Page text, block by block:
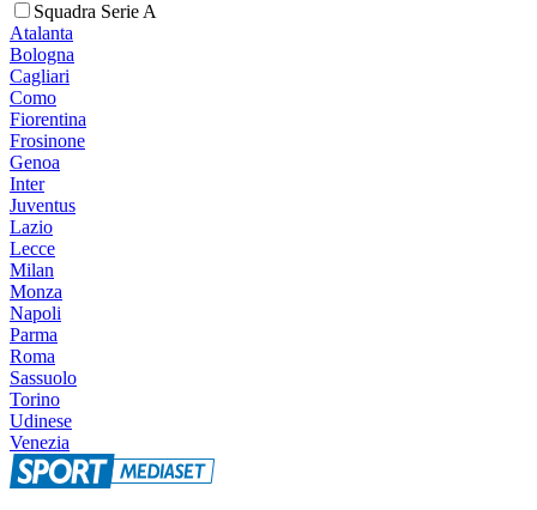
Squadra Serie A
Atalanta
Bologna
Cagliari
Como
Fiorentina
Frosinone
Genoa
Inter
Juventus
Lazio
Lecce
Milan
Monza
Napoli
Parma
Roma
Sassuolo
Torino
Udinese
Venezia